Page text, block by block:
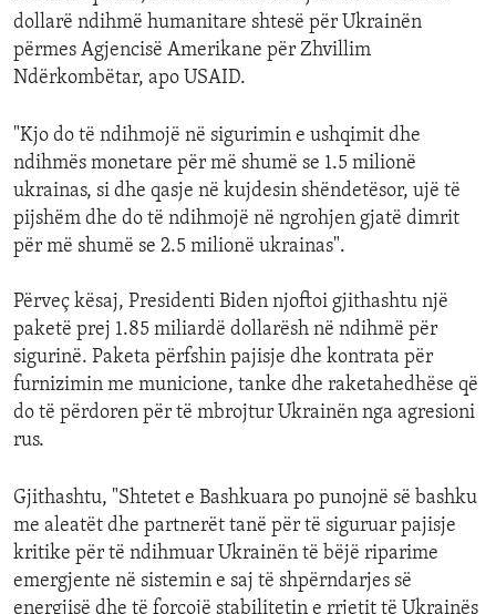
dollarë ndihmë humanitare shtesë për Ukrainën
përmes Agjencisë Amerikane për Zhvillim
Ndërkombëtar, apo USAID.
"Kjo do të ndihmojë në sigurimin e ushqimit dhe
ndihmës monetare për më shumë se 1.5 milionë
ukrainas, si dhe qasje në kujdesin shëndetësor, ujë të
pijshëm dhe do të ndihmojë në ngrohjen gjatë dimrit
për më shumë se 2.5 milionë ukrainas".
Përveç kësaj, Presidenti Biden njoftoi gjithashtu një
paketë prej 1.85 miliardë dollarësh në ndihmë për
sigurinë. Paketa përfshin pajisje dhe kontrata për
furnizimin me municione, tanke dhe raketahedhëse që
do të përdoren për të mbrojtur Ukrainën nga agresioni
rus.
Gjithashtu, "Shtetet e Bashkuara po punojnë së bashku
me aleatët dhe partnerët tanë për të siguruar pajisje
kritike për të ndihmuar Ukrainën të bëjë riparime
emergjente në sistemin e saj të shpërndarjes së
energjisë dhe të forcojë stabilitetin e rrjetit të Ukrainës